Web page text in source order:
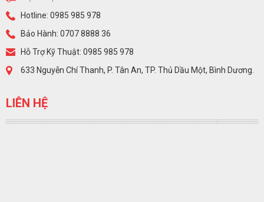
Hotline: 0985 985 978
Bảo Hành: 0707 8888 36
Hỗ Trợ Kỹ Thuật: 0985 985 978
633 Nguyễn Chí Thanh, P. Tân An, TP. Thủ Dầu Một, Bình Dương.
LIÊN HỆ